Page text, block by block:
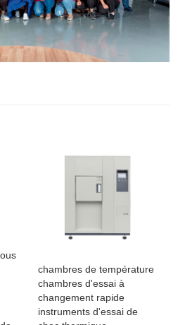
chambres de température
chambres d'essai à
changement rapide
instruments d'essai de